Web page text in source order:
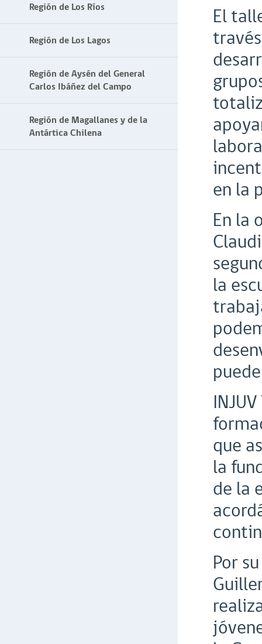
Región de Los Ríos
Región de Los Lagos
Región de Aysén del General
Carlos Ibáñez del Campo
Región de Magallanes y de la
Antártica Chilena
El
en la
En la
la
que
la
de la
Por